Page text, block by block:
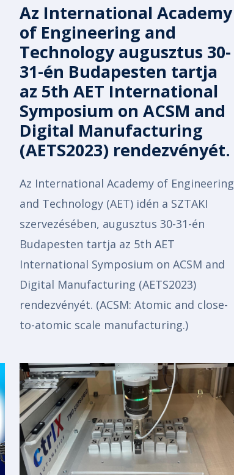
Az International Academy
of Engineering and
Technology augusztus 30-
31-én Budapesten tartja
az 5th AET International
Symposium on ACSM and
Digital Manufacturing
(AETS2023) rendezvényét.
Az International Academy of Engineering
and Technology (AET) idén a SZTAKI
szervezésében, augusztus 30-31-én
Budapesten tartja az 5th AET
International Symposium on ACSM and
Digital Manufacturing (AETS2023)
rendezvényét. (ACSM: Atomic and close-
to-atomic scale manufacturing.)